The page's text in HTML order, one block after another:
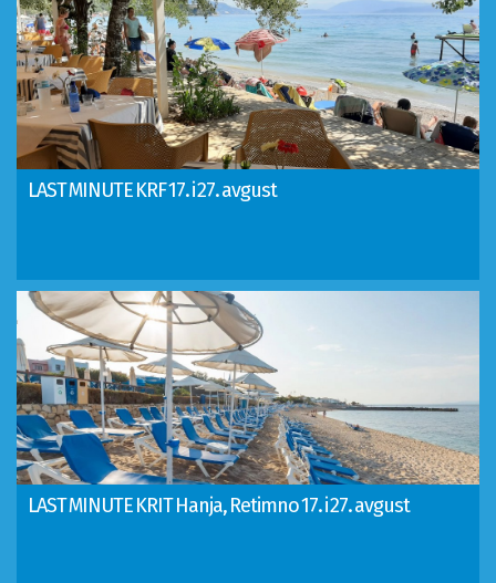
LAST MINUTE KRF 17. i 27. avgust
LAST MINUTE KRIT Hanja, Retimno 17. i 27. avgust